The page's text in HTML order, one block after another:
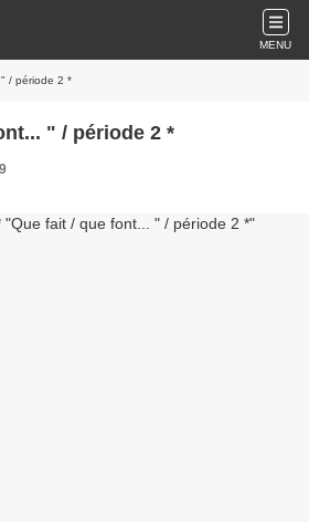
MENU
/ période 2 *
" / période 2 *